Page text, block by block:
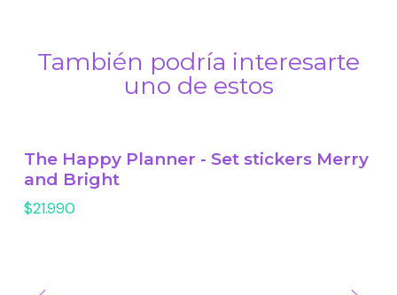
También podría interesarte
uno de estos
The Happy Planner - Set stickers Merry
and Bright
$21.990